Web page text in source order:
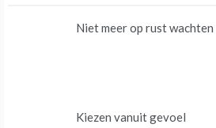
Niet meer op rust wachten
Kiezen vanuit gevoel